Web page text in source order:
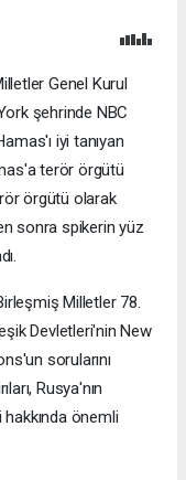
Genel Kurul
şehrinde NBC
iyi tanıyan
terör örgütü
örgütü olarak
sonra spikerin yüz
Milletler 78.
Devletleri'nin New
sorularını
Rusya'nın
önemli